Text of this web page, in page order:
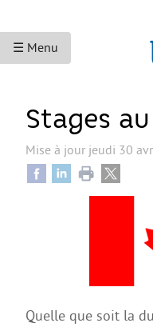
☰ Menu
ACCUEIL
ACCÈS AUX DROITS
Droits sociaux et
Bourses et aides
Accès aux soins
Accès aux droits
Stages
Mise à jour jeudi 30
Quelle que soit la